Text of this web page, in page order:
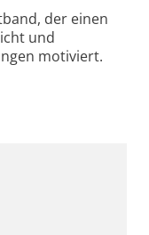
der einen
und
motiviert.